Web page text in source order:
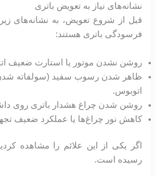
نشانه‌های نیاز به تعویض باتری
قبل از شروع تعویض، به نشانه‌های
فرسودگی باتری هستند:
روشن نشدن موتور یا استارت ضعیف
ظاهر شدن رسوب سفید (سولفاته
اتوبوس.
روشن شدن چراغ هشدار باتری روی
کاهش نور چراغ‌ها یا عملکرد ضعیف
اگر یکی از این علائم را مشاهده
رسیده است.